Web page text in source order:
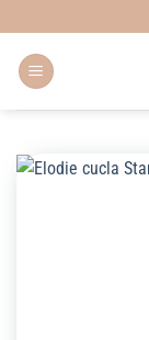
to
content